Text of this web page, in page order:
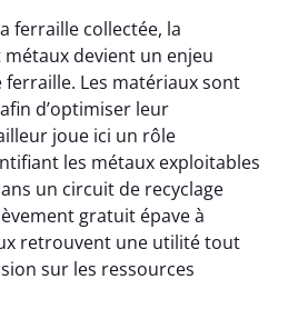
ferraille collectée, la
devient un enjeu
ferraille. Les matériaux sont
d’optimiser leur
joue ici un rôle
les métaux exploitables
un circuit de recyclage
gratuit épave à
retrouvent une utilité tout
sur les ressources